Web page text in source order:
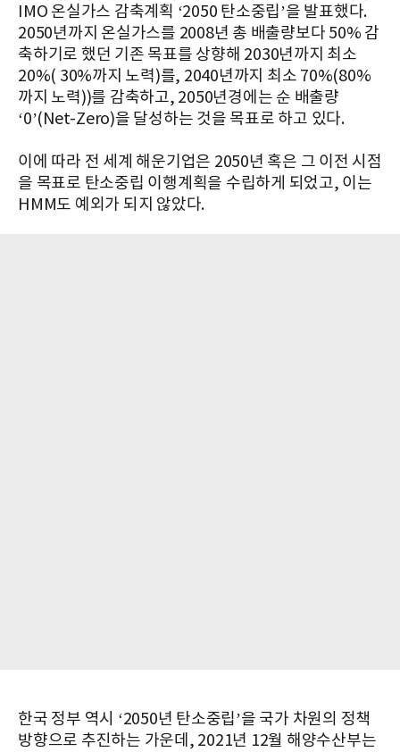
IMO 온실가스 감축계획 ‘2050 탄소중립’을 발표했다.
2050년까지 온실가스를 2008년 총 배출량보다 50% 감
축하기로 했던 기존 목표를 상향해 2030년까지 최소
20%( 30%까지 노력)를, 2040년까지 최소 70%(80%
까지 노력))를 감축하고, 2050년경에는 순 배출량
‘0’(Net-Zero)을 달성하는 것을 목표로 하고 있다.
이에 따라 전 세계 해운기업은 2050년 혹은 그 이전 시점
을 목표로 탄소중립 이행계획을 수립하게 되었고, 이는
HMM도 예외가 되지 않았다.
한국 정부 역시 ‘2050년 탄소중립’을 국가 차원의 정책
방향으로 추진하는 가운데, 2021년 12월 해양수산부는